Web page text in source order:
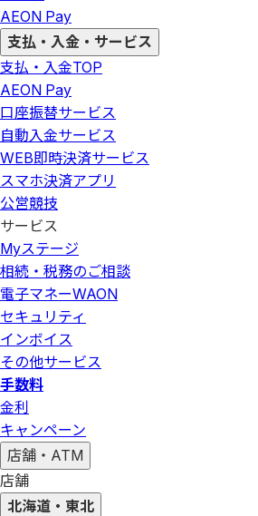
AEON Pay
支払・入金・サービス
支払・入金TOP
AEON Pay
口座振替サービス
自動入金サービス
WEB即時決済サービス
スマホ決済アプリ
公営競技
サービス
Myステージ
相続・税務のご相談
電子マネーWAON
セキュリティ
インボイス
その他サービス
手数料
金利
キャンペーン
店舗・ATM
店舗
北海道・東北